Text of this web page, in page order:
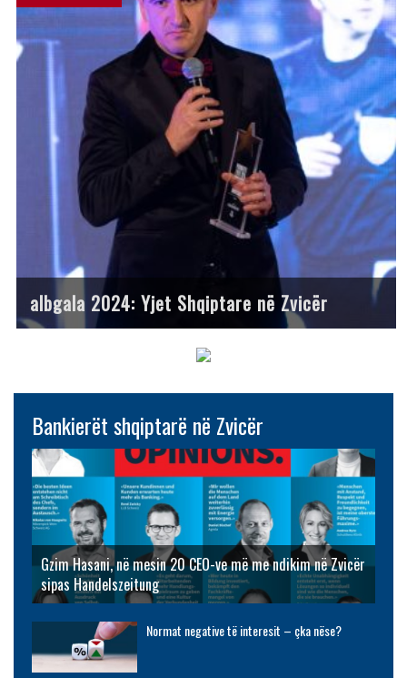
albgala 2024: Yjet Shqiptare në Zvicër
Bankierët shqiptarë në Zvicër
Gzim Hasani, në mesin 20 CEO-ve më me ndikim në Zvicër
sipas Handelszeitung
Normat negative të interesit – çka nëse?